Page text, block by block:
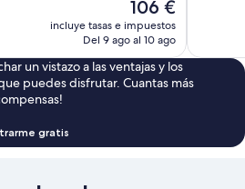
El
precio
actual
de
106 €
106 €
incluye tasas e impuestos
Del 9 ago al 10 ago
un vistazo a las ventajas y los
puedes disfrutar. Cuantas más
gratis